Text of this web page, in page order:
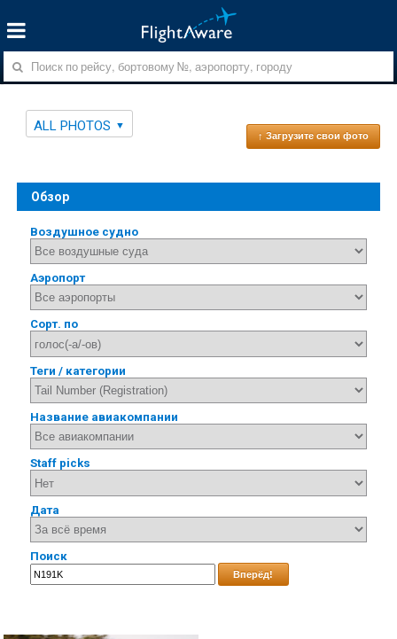
ALL PHOTOS
↑ Загрузите свои фото
Обзор
Воздушное судно
Аэропорт
Сорт. по
Теги / категории
Название авиакомпании
Staff picks
Дата
Поиск
Вперёд!